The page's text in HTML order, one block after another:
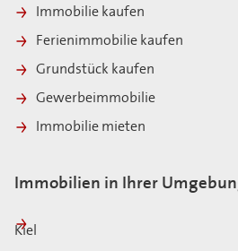
Immobilie kaufen
Ferienimmobilie kaufen
Grundstück kaufen
Gewerbeimmobilie
Immobilie mieten
Immobilien in Ihrer
Kiel